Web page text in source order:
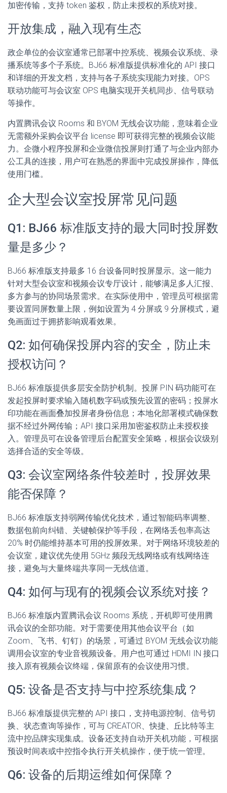
加密传输，支持 token 鉴权，防止未授权的系统对接。
开放集成，融入现有生态
政企单位的会议室通常已部署中控系统、视频会议系统、录
播系统等多个子系统。BJ66 标准版提供标准化的 API 接口
和详细的开发文档，支持与各子系统实现能力对接。OPS
联动功能可与会议室 OPS 电脑实现开关机同步、信号联动
等操作。
内置腾讯会议 Rooms 和 BYOM 无线会议功能，意味着企业
无需额外采购会议平台 license 即可获得完整的视频会议能
力。企微小程序投屏和企业微信投屏则打通了与企业内部办
公工具的连接，用户可在熟悉的界面中完成投屏操作，降低
使用门槛。
企大型会议室投屏常见问题
Q1: BJ66 标准版支持的最大同时投屏数
量是多少？
BJ66 标准版支持最多 16 台设备同时投屏显示。这一能力
针对大型会议室和视频会议专厅设计，能够满足多人汇报、
多方参与的协同场景需求。在实际使用中，管理员可根据需
要设置同屏数量上限，例如设置为 4 分屏或 9 分屏模式，避
免画面过于拥挤影响观看效果。
Q2: 如何确保投屏内容的安全，防止未
授权访问？
BJ66 标准版提供多层安全防护机制。投屏 PIN 码功能可在
发起投屏时要求输入随机数字码或预先设置的密码；投屏水
印功能在画面叠加投屏者身份信息；本地化部署模式确保数
据不经过外网传输；API 接口采用加密鉴权防止未授权接
入。管理员可在设备管理后台配置安全策略，根据会议级别
选择合适的安全等级。
Q3: 会议室网络条件较差时，投屏效果
能否保障？
BJ66 标准版支持弱网传输优化技术，通过智能码率调整、
数据包前向纠错、关键帧保护等手段，在网络丢包率高达
20% 时仍能维持基本可用的投屏效果。对于网络环境较差的
会议室，建议优先使用 5GHz 频段无线网络或有线网络连
接，避免与大量终端共享同一无线信道。
Q4: 如何与现有的视频会议系统对接？
BJ66 标准版内置腾讯会议 Rooms 系统，开机即可使用腾
讯会议的全部功能。对于需要使用其他会议平台（如
Zoom、飞书、钉钉）的场景，可通过 BYOM 无线会议功能
调用会议室的专业音视频设备。用户也可通过 HDMI IN 接口
接入原有视频会议终端，保留原有的会议使用习惯。
Q5: 设备是否支持与中控系统集成？
BJ66 标准版提供完整的 API 接口，支持电源控制、信号切
换、状态查询等操作，可与 CREATOR、快捷、丘比特等主
流中控品牌实现集成。设备还支持自动开关机功能，可根据
预设时间表或中控指令执行开关机操作，便于统一管理。
Q6: 设备的后期运维如何保障？